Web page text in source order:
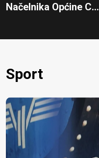
Načelnika Općine C...
Sport